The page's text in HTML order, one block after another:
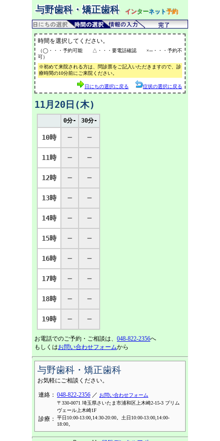
与野歯科・矯正歯科 インターネット予約
時間を選択してください。
（◯・・・予約可能 △・・・要電話確認 ×─・・・予約不
可）
※初めて来院される方は、問診票をご記入いただきますので、診
療時間の10分前にご来院ください。
日にちの選択に戻る 症状の選択に戻る
11月20日(木)
0分- 30分-
10時 ─ ─
11時 ─ ─
12時 ─ ─
13時 ─ ─
14時 ─ ─
15時 ─ ─
16時 ─ ─
17時 ─ ─
18時 ─ ─
19時 ─ ─
お電話でのご予約・ご相談は、 048-822-2356へ
もしくはお問い合わせフォームから
与野歯科・矯正歯科
お気軽にご相談ください。
連絡： 048-822-2356 ／ お問い合わせフォーム
〒330-0071 埼玉県さいたま市浦和区上木崎2-15-3 プリム
ヴェール上木崎1F
診療：
平日10:00-13:00,14:30-20:00。土日10:00-13:00,14:00-
18:00。